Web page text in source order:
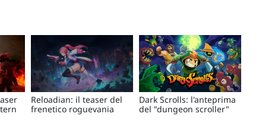
Reloadian: il teaser del
frenetico roguevania
Dark Scrolls: l'anteprima
del "dungeon scroller"